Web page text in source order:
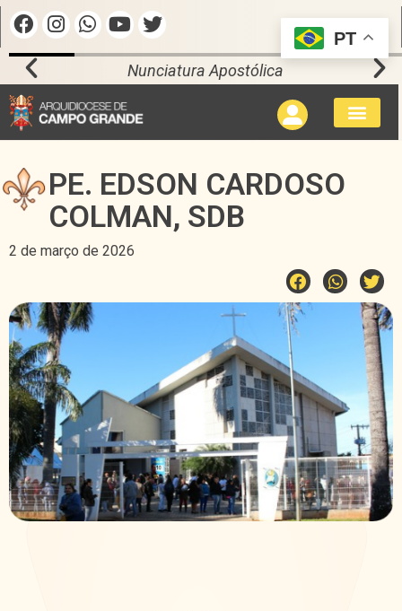
Nunciatura Apostólica
PE. EDSON CARDOSO
COLMAN, SDB
2 de março de 2026
PT